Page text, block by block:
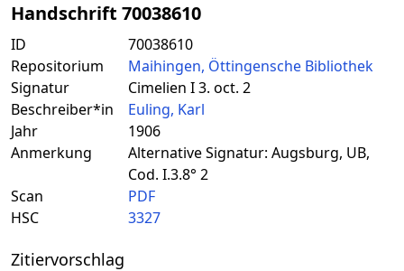
Handschrift 70038610
ID
70038610
Repositorium
Maihingen, Öttingensche Bibliothek
Signatur
Cimelien I 3. oct. 2
Beschreiber*in
Euling, Karl
Jahr
1906
Anmerkung
Alternative Signatur: Augsburg, UB,
Cod. I.3.8° 2
Scan
PDF
HSC
3327
Zitiervorschlag